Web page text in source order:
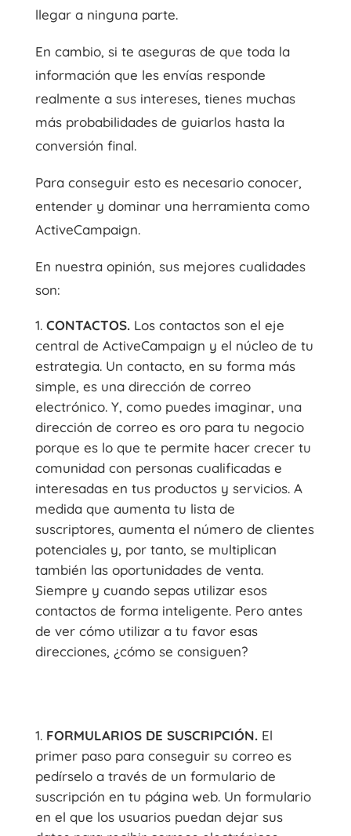
llegar a ninguna parte.
En cambio, si te aseguras de que toda la
información que les envías responde
realmente a sus intereses, tienes muchas
más probabilidades de guiarlos hasta la
conversión final.
Para conseguir esto es necesario conocer,
entender y dominar una herramienta como
ActiveCampaign.
En nuestra opinión, sus mejores cualidades
son:
CONTACTOS.Los contactos son el eje
central de ActiveCampaign y el núcleo de tu
estrategia. Un contacto, en su forma más
simple, es una dirección de correo
electrónico. Y, como puedes imaginar, una
dirección de correo es oro para tu negocio
porque es lo que te permite hacer crecer tu
comunidad con personas cualificadas e
interesadas en tus productos y servicios. A
medida que aumenta tu lista de
suscriptores, aumenta el número de clientes
potenciales y, por tanto, se multiplican
también las oportunidades de venta.
Siempre y cuando sepas utilizar esos
contactos de forma inteligente. Pero antes
de ver cómo utilizar a tu favor esas
direcciones, ¿cómo se consiguen?
FORMULARIOS DE SUSCRIPCIÓN.El
primer paso para conseguir su correo es
pedírselo a través de un formulario de
suscripción en tu página web. Un formulario
en el que los usuarios puedan dejar sus